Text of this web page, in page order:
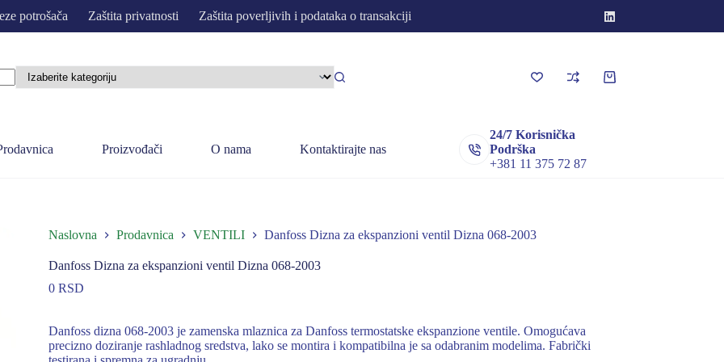
potrošača Zaštita privatnosti Zaštita poverljivih i podataka o transakciji
Korpa
Proizvođači O nama Kontaktirajte nas
24/7 Korisnička
Podrška
+381 11 375 72 87
Naslovna Prodavnica VENTILI Danfoss Dizna za ekspanzioni ventil Dizna 068-2003
Danfoss Dizna za ekspanzioni ventil Dizna 068-2003
0 RSD
Danfoss dizna 068-2003 je zamenska mlaznica za Danfoss termostatske ekspanzione ventile. Omogućava
precizno doziranje rashladnog sredstva, lako se montira i kompatibilna je sa odabranim modelima. Fabrički